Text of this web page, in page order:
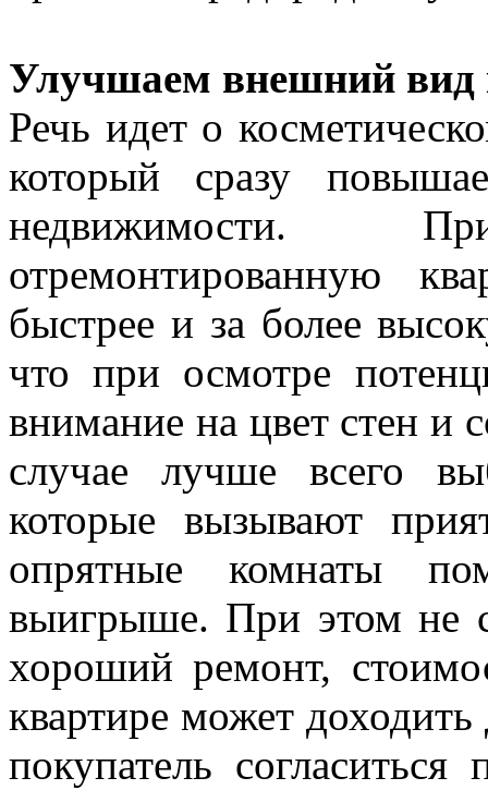
Улучшаем внешний
Речь идет о
который сразу
недвижимости.
отремонтированную
быстрее и за более
что при осмотре
внимание на цвет стен и
случае лучше всего
которые вызывают
опрятные комнаты
выигрыше. При этом не
хороший ремонт,
квартире может
покупатель